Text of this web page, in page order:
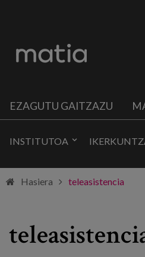
EZAGUTU GAITZAZU
INSTITUTOA
Hasiera teleasistencia